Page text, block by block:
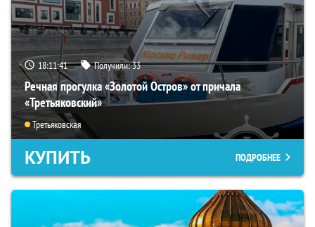
18:11:40 Получили:33
Речная прогулка «Золотой Остров» от причала
«Третьяковский»
Третьяковская
КУПИТЬ ПОДРОБНЕЕ